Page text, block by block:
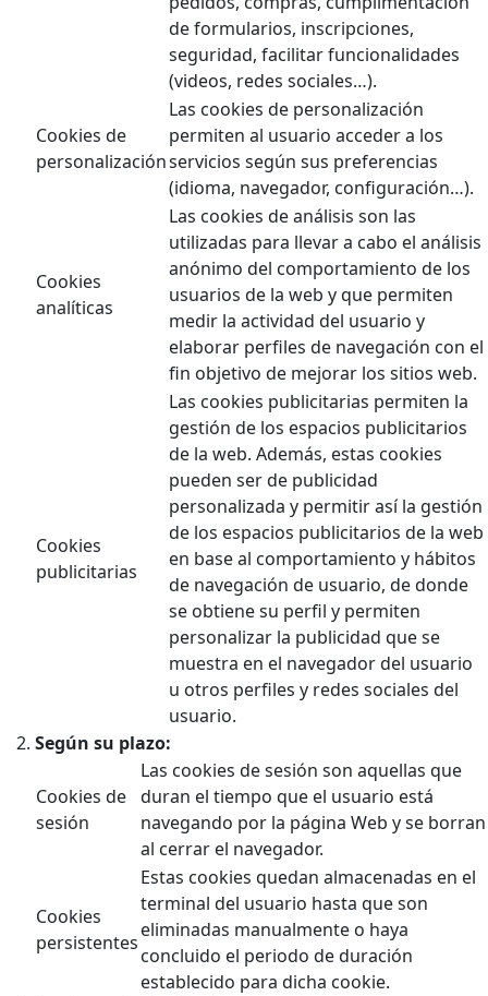
de formularios, inscripciones,
seguridad, facilitar funcionalidades
(videos, redes sociales…).
Cookies de
personalización
Las cookies de personalización
permiten al usuario acceder a los
servicios según sus preferencias
(idioma, navegador, configuración…).
Cookies
analíticas
Las cookies de análisis son las
utilizadas para llevar a cabo el análisis
anónimo del comportamiento de los
usuarios de la web y que permiten
medir la actividad del usuario y
elaborar perfiles de navegación con el
fin objetivo de mejorar los sitios web.
Cookies
publicitarias
Las cookies publicitarias permiten la
gestión de los espacios publicitarios
de la web. Además, estas cookies
pueden ser de publicidad
personalizada y permitir así la gestión
de los espacios publicitarios de la web
en base al comportamiento y hábitos
de navegación de usuario, de donde
se obtiene su perfil y permiten
personalizar la publicidad que se
muestra en el navegador del usuario
u otros perfiles y redes sociales del
usuario.
Según su plazo:
Cookies de
sesión
Las cookies de sesión son aquellas que
duran el tiempo que el usuario está
navegando por la página Web y se borran
al cerrar el navegador.
Cookies
persistentes
Estas cookies quedan almacenadas en el
terminal del usuario hasta que son
eliminadas manualmente o haya
concluido el periodo de duración
establecido para dicha cookie.